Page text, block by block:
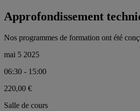
Approfondissement
Nos programmes de formation ont été
mai 5 2025
06:30 - 15:00
220,00 €
Salle de cours